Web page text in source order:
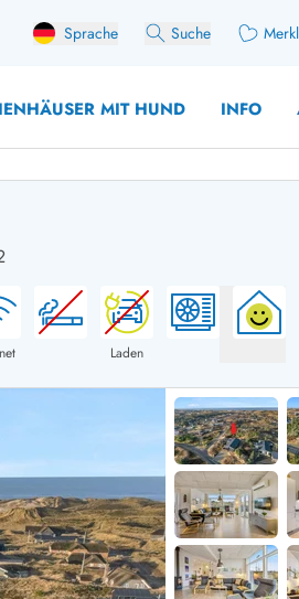
Sprache Suche
MIT HUND INFO
Ferienhaus für
Ferienhaus für
Ferienhäuser
Ferienhäuser
Ferienhäuser
Ferienhäuser
Ferienhäuser
Ferienhäuser
Laden